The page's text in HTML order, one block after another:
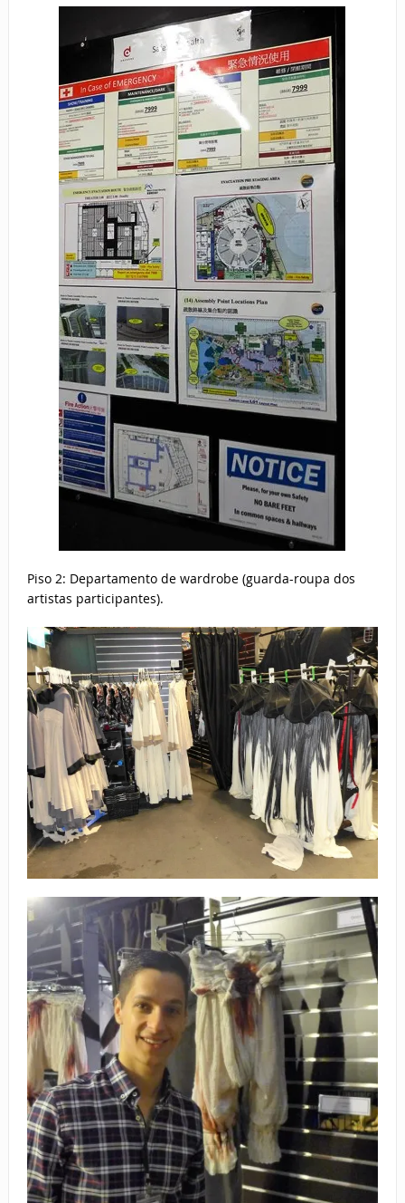
Piso 2: Departamento de wardrobe (guarda-roupa dos
artistas participantes).